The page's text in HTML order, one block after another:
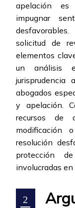
apelación
impugnar
solicitud de
elementos
un análisis
abogados
y apelación.
recursos de
modificación
resolución
protección
involucradas
2